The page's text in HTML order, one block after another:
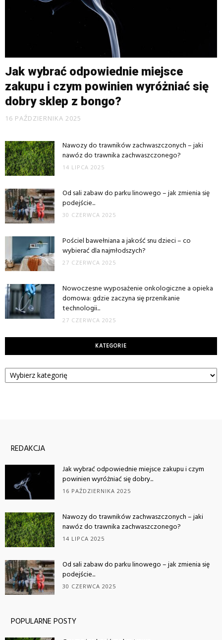
Jak wybrać odpowiednie miejsce
zakupu i czym powinien wyróżniać się
dobry sklep z bongo?
16 PAŹDZIERNIKA 2025
Nawozy do trawników zachwaszczonych – jaki
nawóz do trawnika zachwaszczonego?
14 LIPCA 2025
Od sali zabaw do parku linowego – jak zmienia się
podejście...
30 CZERWCA 2025
Pościel bawełniana a jakość snu dzieci – co
wybierać dla najmłodszych?
27 CZERWCA 2025
Nowoczesne wyposażenie onkologiczne a opieka
domowa: gdzie zaczyna się przenikanie
technologii...
27 CZERWCA 2025
KATEGORIE
Kategorie
REDAKCJA
Jak wybrać odpowiednie miejsce zakupu i czym
powinien wyróżniać się dobry...
16 PAŹDZIERNIKA 2025
Nawozy do trawników zachwaszczonych – jaki
nawóz do trawnika zachwaszczonego?
14 LIPCA 2025
Od sali zabaw do parku linowego – jak zmienia się
podejście...
30 CZERWCA 2025
POPULARNE POSTY